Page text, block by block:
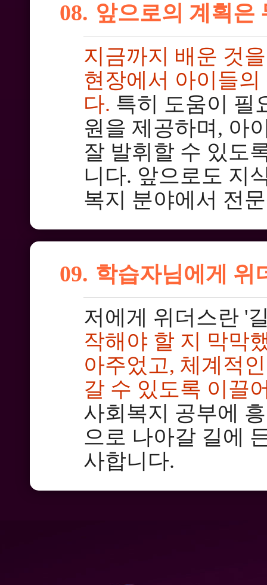
08. 앞으로의 계획은
지금까지 배운 것
현장에서 아이들
다. 특히 도움이 필
원을 제공하며, 아
잘 발휘할 수 있도
니다. 앞으로도 지
복지 분야에서 전
09. 학습자님에게 위
저에게 위더스란 '
작해야 할 지 막막
아주었고, 체계적
갈 수 있도록 이끌
사회복지 공부에
으로 나아갈 길에
사합니다.